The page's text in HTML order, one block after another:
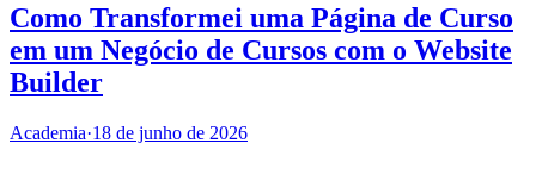
Como Transformei uma Página de Curso
em um Negócio de Cursos com o Website
Builder
Academia·18 de junho de 2026